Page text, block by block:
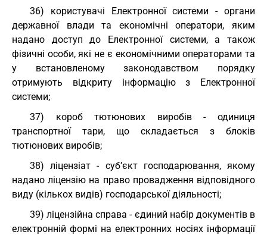
36) користувачі Електронної системи - органи
державної влади та економічні оператори, яким
надано доступ до Електронної системи, а також
фізичні особи, які не є економічними операторами та
у встановленому законодавством порядку
отримують відкриту інформацію з Електронної
системи;
37) короб тютюнових виробів - одиниця
транспортної тари, що складається з блоків
тютюнових виробів;
38) ліцензіат - суб’єкт господарювання, якому
надано ліцензію на право провадження відповідного
виду (кількох видів) господарської діяльності;
39) ліцензійна справа - єдиний набір документів в
електронній формі на електронних носіях інформації